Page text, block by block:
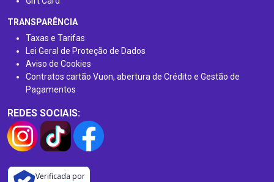
TRANSPARÊNCIA
Taxas e Tarifas
Lei Geral de Proteção de Dados
Aviso de Cookies
Contratos cartão Vuon, abertura de Crédito e Gestão de
Pagamentos
REDES SOCIAIS:
Verificada por